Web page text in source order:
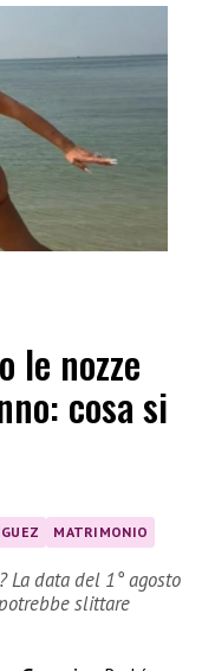
le nozze
cosa si
MATRIMONIO
data del 1° agosto
slittare